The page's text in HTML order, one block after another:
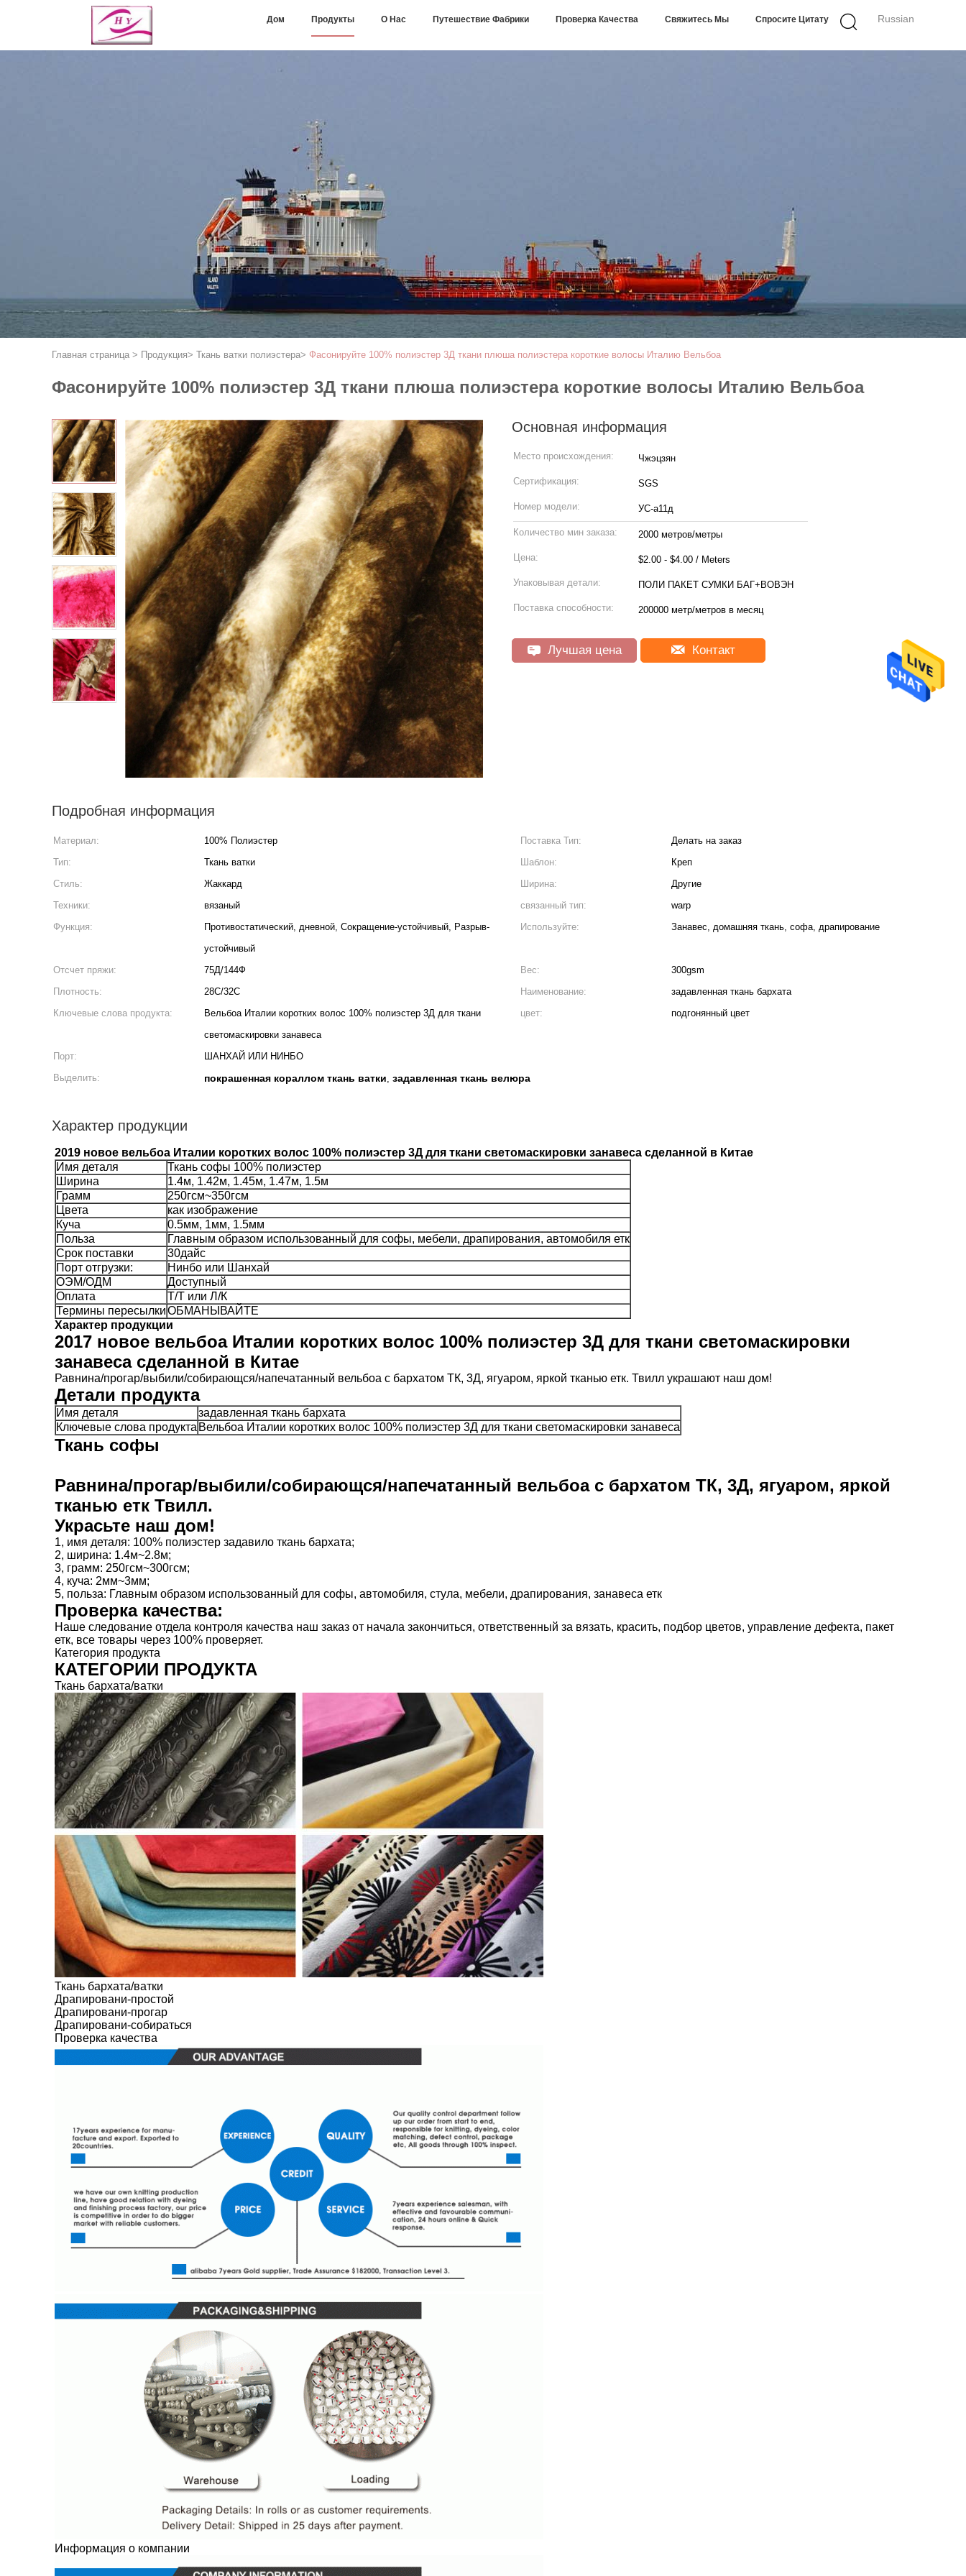
Russian
Дом Продукты О Нас Путешествие Фабрики Проверка Качества Свяжитесь Мы Спросите Цитату
Главная страница > Продукция> Ткань ватки полиэстера> Фасонируйте 100% полиэстер 3Д ткани плюша полиэстера короткие волосы Италию Вельбоа
Фасонируйте 100% полиэстер 3Д ткани плюша полиэстера короткие волосы Италию Вельбоа
Основная информация
Место происхождения: Чжэцзян
Сертификация: SGS
Номер модели: УС-а11д
Количество мин заказа: 2000 метров/метры
Цена: $2.00 - $4.00 / Meters
Упаковывая детали: ПОЛИ ПАКЕТ СУМКИ БАГ+ВОВЭН
Поставка способности: 200000 метр/метров в месяц
Лучшая цена Контакт
Подробная информация
Материал: 100% Полиэстер Поставка Тип:
Делать на заказ
Тип:
Ткань ватки Шаблон:
Креп
Стиль:
Жаккард Ширина:
Другие
Техники:
вязаный связанный тип:
warp
Функция:
Противостатический, дневной, Сокращение-устойчивый, Разрыв-
устойчивый
Используйте: Занавес, домашняя ткань, софа, драпирование
Отсчет пряжи: 75Д/144Ф Вес:
300gsm
Плотность:
28С/32С Наименование:
задавленная ткань бархата
Ключевые слова продукта:
Вельбоа Италии коротких волос 100% полиэстер 3Д для ткани
светомаскировки занавеса
цвет: подгонянный цвет
Порт:
ШАНХАЙ ИЛИ НИНБО
Выделить:
покрашенная кораллом ткань ватки, задавленная ткань велюра
Характер продукции
2019 новое вельбоа Италии коротких волос 100% полиэстер 3Д для ткани светомаскировки занавеса сделанной в Китае
Имя деталя
Ткань софы 100% полиэстер
Ширина
1.4м, 1.42м, 1.45м, 1.47м, 1.5м
Грамм
250гсм~350гсм
Цвета
как изображение
Куча
0.5мм, 1мм, 1.5мм
Польза
Главным образом использованный для софы, мебели, драпирования, автомобиля етк
Срок поставки
30дайс
Порт отгрузки:
Нинбо или Шанхай
ОЭМ/ОДМ
Доступный
Оплата
Т/Т или Л/К
Термины пересылкиОБМАНЫВАЙТЕ
Характер продукции
2017 новое вельбоа Италии коротких волос 100% полиэстер 3Д для ткани светомаскировки
занавеса сделанной в Китае
Равнина/прогар/выбили/собирающся/напечатанный вельбоа с бархатом ТК, 3Д, ягуаром, яркой тканью етк. Твилл украшают наш дом!
Детали продукта
Имя деталя
задавленная ткань бархата
Ключевые слова продукта Вельбоа Италии коротких волос 100% полиэстер 3Д для ткани светомаскировки занавеса
Ткань софы
Равнина/прогар/выбили/собирающся/напечатанный вельбоа с бархатом ТК, 3Д, ягуаром, яркой
тканью етк Твилл.
Украсьте наш дом!
1, имя деталя: 100% полиэстер задавило ткань бархата;
2, ширина: 1.4м~2.8м;
3, грамм: 250гсм~300гсм;
4, куча: 2мм~3мм;
5, польза: Главным образом использованный для софы, автомобиля, стула, мебели, драпирования, занавеса етк
Проверка качества:
Наше следование отдела контроля качества наш заказ от начала закончиться, ответственный за вязать, красить, подбор цветов, управление дефекта, пакет
етк, все товары через 100% проверяет.
Категория продукта
КАТЕГОРИИ ПРОДУКТА
Ткань бархата/ватки
Ткань бархата/ватки
Драпировани-простой
Драпировани-прогар
Драпировани-собираться
Проверка качества
Информация о компании